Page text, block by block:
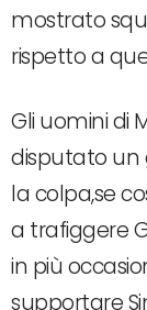
mostrato
rispetto a
Gli uomini di
disputato un
la colpa,se
a trafiggere
in più
supportare